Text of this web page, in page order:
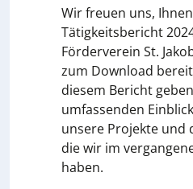
Wir freuen uns,
Tätigkeitsbericht
Förderverein St.
zum Download
diesem Bericht
umfassenden
unsere Projekte und
die wir im
haben.